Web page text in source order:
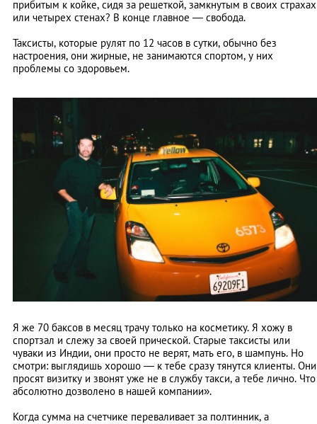
прибитым к койке, сидя за решеткой, замкнутым в своих страхах
или четырех стенах? В конце главное — свобода.
Таксисты, которые рулят по 12 часов в сутки, обычно без
настроения, они жирные, не занимаются спортом, у них
проблемы со здоровьем.
Я же 70 баксов в месяц трачу только на косметику. Я хожу в
спортзал и слежу за своей прической. Старые таксисты или
чуваки из Индии, они просто не верят, мать его, в шампунь. Но
смотри: выглядишь хорошо — к тебе сразу тянутся клиенты. Они
просят визитку и звонят уже не в службу такси, а тебе лично. Что
абсолютно дозволено в нашей компании».
Когда сумма на счетчике переваливает за полтинник, а